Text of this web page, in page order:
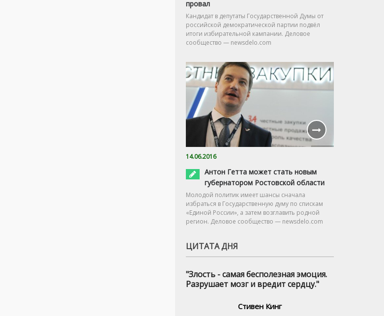
провал
Кандидат в депутаты Государственной Думы от
российской демократической партии подвёл
итоги избирательной кампании. Деловое
сообщество — newsdelo.com
14.06.2016
Антон Гетта может стать новым
губернатором Ростовской области
Молодой политик имеет шансы сначала
избраться в Государственную думу по спискам
«Единой России», а затем возглавить родной
регион. Деловое сообщество — newsdelo.com
ЦИТАТА ДНЯ
"Злость - самая бесполезная эмоция.
Разрушает мозг и вредит сердцу."
Стивен Кинг